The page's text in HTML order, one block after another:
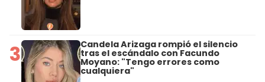
3 Candela Arizaga rompió el silencio
tras el escándalo con Facundo
Moyano: "Tengo errores como
cualquiera"